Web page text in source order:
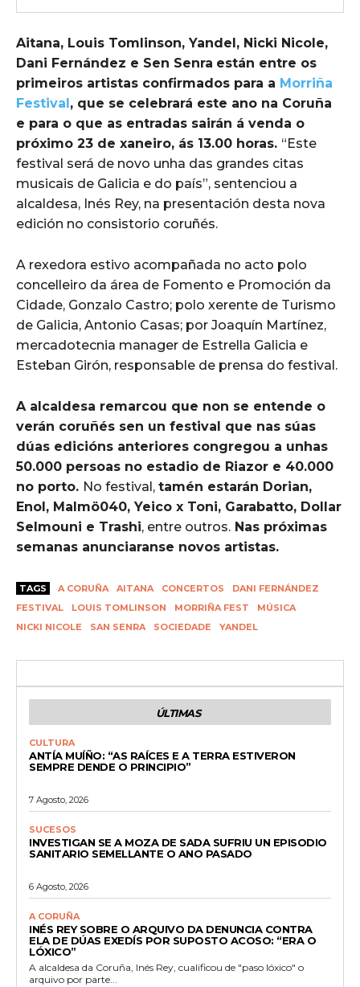
Aitana, Louis Tomlinson, Yandel, Nicki Nicole,
Dani Fernández e Sen Senra están entre os
primeiros artistas confirmados para a Morriña
Festival, que se celebrará este ano na Coruña
e para o que as entradas sairán á venda o
próximo 23 de xaneiro, ás 13.00 horas. “Este
festival será de novo unha das grandes citas
musicais de Galicia e do país”, sentenciou a
alcaldesa, Inés Rey, na presentación desta nova
edición no consistorio coruñés.
A rexedora estivo acompañada no acto polo
concelleiro da área de Fomento e Promoción da
Cidade, Gonzalo Castro; polo xerente de Turismo
de Galicia, Antonio Casas; por Joaquín Martínez,
mercadotecnia manager de Estrella Galicia e
Esteban Girón, responsable de prensa do festival.
A alcaldesa remarcou que non se entende o
verán coruñés sen un festival que nas súas
dúas edicións anteriores congregou a unhas
50.000 persoas no estadio de Riazor e 40.000
no porto. No festival, tamén estarán Dorian,
Enol, Malmö040, Yeico x Toni, Garabatto, Dollar
Selmouni e Trashi, entre outros. Nas próximas
semanas anunciaranse novos artistas.
TAGS A CORUÑA AITANA CONCERTOS
DANI FERNÁNDEZ
FESTIVAL
LOUIS TOMLINSON MORRIÑA FEST
MÚSICA
NICKI NICOLE
SAN SENRA SOCIEDADE YANDEL
ÚLTIMAS
CULTURA
ANTÍA MUÍÑO: “AS RAÍCES E A TERRA ESTIVERON
SEMPRE DENDE O PRINCIPIO”
7 Agosto, 2026
SUCESOS
INVESTIGAN SE A MOZA DE SADA SUFRIU UN EPISODIO
SANITARIO SEMELLANTE O ANO PASADO
6 Agosto, 2026
A CORUÑA
INÉS REY SOBRE O ARQUIVO DA DENUNCIA CONTRA
ELA DE DÚAS EXEDÍS POR SUPOSTO ACOSO: “ERA O
LÓXICO”
A alcaldesa da Coruña, Inés Rey, cualificou de "paso lóxico" o
arquivo por parte...